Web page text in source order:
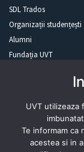
SDL Trados
Organizații studențești
Alumni
Fundația UVT
Revista presei
UVT utilizeaza
Te informam ca
acestea si in